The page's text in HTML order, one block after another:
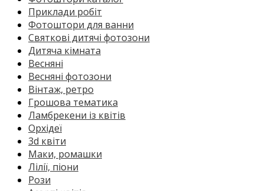
Приклади робіт
Фотоштори для ванни
Святкові дитячі фотозони
Дитяча кімната
Весняні
Весняні фотозони
Вінтаж, ретро
Грошова тематика
Ламбрекени із квітів
Орхідеї
3d квіти
Маки, ромашки
Лілії, піони
Рози